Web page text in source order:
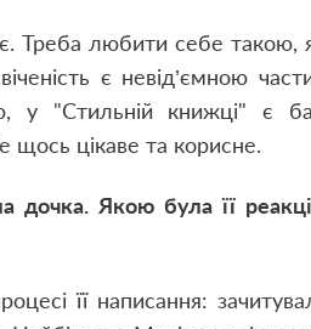
Треба любити себе такою,
є невід’ємною
у "Стильній книжці" є
щось цікаве та корисне.
Якою була її
її написання: